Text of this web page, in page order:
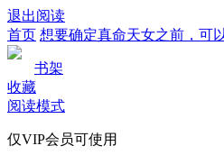
退出阅读
首页 想要确定真命天女之前，可
书架
收藏
阅读模式
仅VIP会员可使用